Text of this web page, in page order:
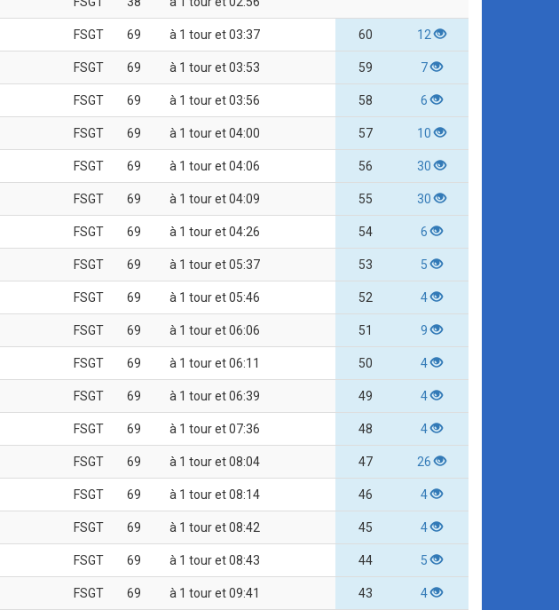
FSGT 69 à 1 tour et 03:37 60 12
FSGT 69 à 1 tour et 03:53 59 7
FSGT 69 à 1 tour et 03:56 58 6
FSGT 69 à 1 tour et 04:00 57 10
FSGT 69 à 1 tour et 04:06 56 30
FSGT 69 à 1 tour et 04:09 55 30
FSGT 69 à 1 tour et 04:26 54 6
FSGT 69 à 1 tour et 05:37 53 5
FSGT 69 à 1 tour et 05:46 52 4
FSGT 69 à 1 tour et 06:06 51 9
FSGT 69 à 1 tour et 06:11 50 4
FSGT 69 à 1 tour et 06:39 49 4
FSGT 69 à 1 tour et 07:36 48 4
FSGT 69 à 1 tour et 08:04 47 26
FSGT 69 à 1 tour et 08:14 46 4
FSGT 69 à 1 tour et 08:42 45 4
FSGT 69 à 1 tour et 08:43 44 5
FSGT 69 à 1 tour et 09:41 43 4